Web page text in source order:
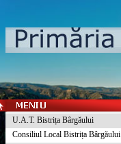
U.A.T. Bistrița Bârgăului
Consiliul Local Bistrița Bârgăului